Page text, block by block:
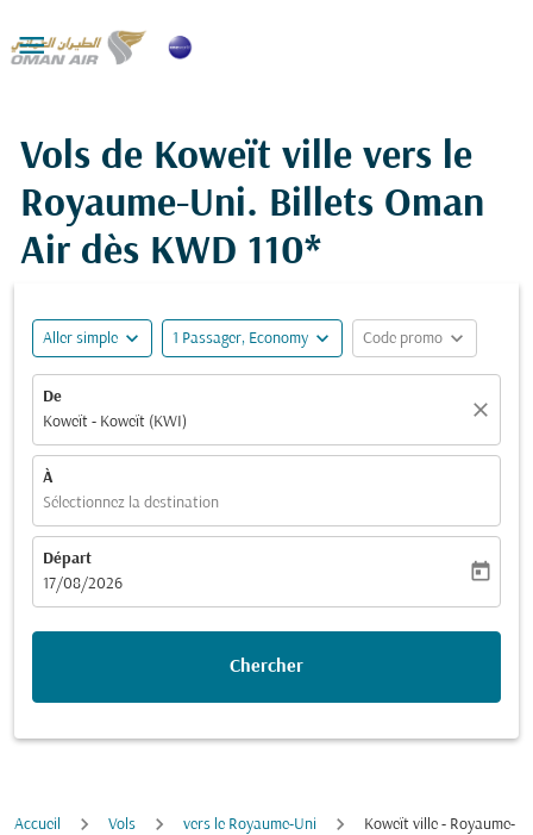

Vols de Koweït ville vers le
Royaume-Uni. Billets Oman
Air dès KWD 110*
Aller simple expand_more 1 Passager, Economy expand_more Code promo expand_more
De
Koweït - Koweït (KWI)
close
À
Sélectionnez la destination
Départ
fc-booking-departure-date-aria-label
17/08/2026
today
Chercher
Accueil Vols vers le Royaume-Uni
Koweït ville - Royaume-